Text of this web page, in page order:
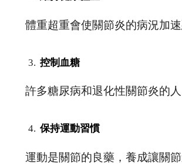
體重超重會使關節炎的病況加
控制血糖
許多糖尿病和退化性關節炎的
保持運動習慣
運動是關節的良藥，養成讓關